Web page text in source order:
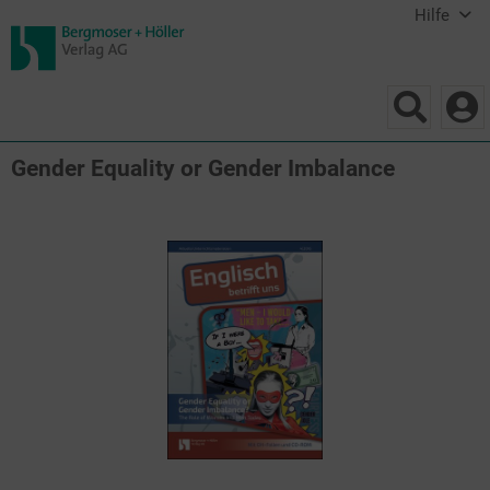
Hilfe
Gender Equality or Gender Imbalance